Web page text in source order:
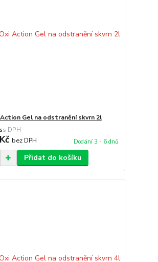
Gel na odstranění skvrn 2l
bez DPH Dodání 3 - 6 dnů
Přidat do košíku